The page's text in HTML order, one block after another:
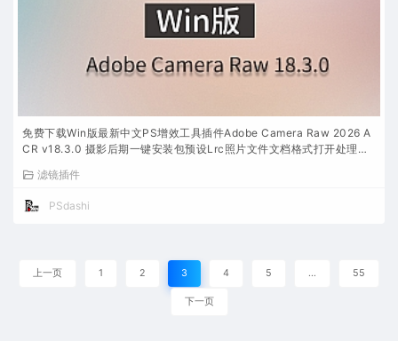
免费下载Win版最新中文PS增效工具插件Adobe Camera Raw 2026 A
CR v18.3.0 摄影后期一键安装包预设Lrc照片文件文档格式打开处理编
滤镜插件
PSdashi
上一页 1 2 3 4 5 … 55
下一页